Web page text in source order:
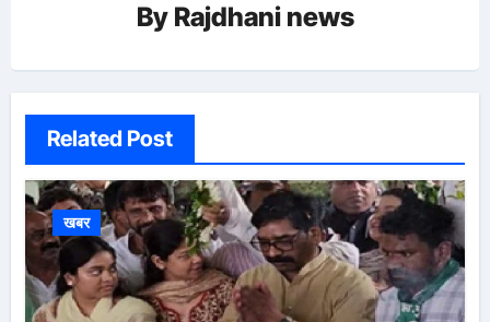
By Rajdhani news
Related Post
खबर